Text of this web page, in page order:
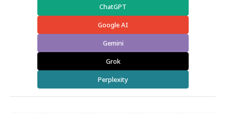
ChatGPT
Google AI
Gemini
Grok
Perplexity